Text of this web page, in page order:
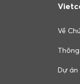
Về
Dự án